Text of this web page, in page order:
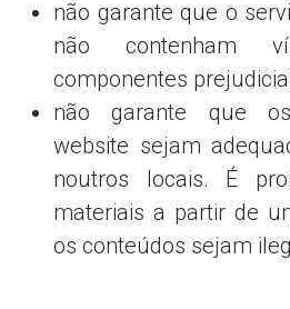
não garante que o
não contenham
componentes
não garante que
website sejam
noutros locais. É
materiais a partir de
os conteúdos sejam